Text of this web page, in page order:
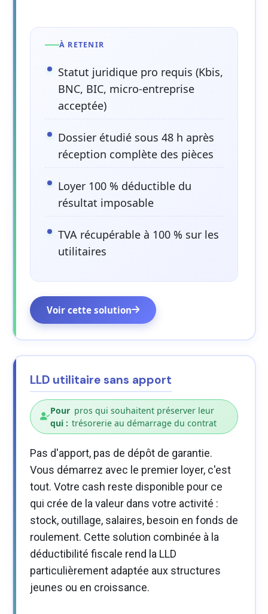
À RETENIR
Statut juridique pro requis (Kbis,
BNC, BIC, micro-entreprise
acceptée)
Dossier étudié sous 48 h après
réception complète des pièces
Loyer 100 % déductible du
résultat imposable
TVA récupérable à 100 % sur les
utilitaires
Voir cette solution
LLD utilitaire sans apport
Pour
qui :
pros qui souhaitent préserver leur
trésorerie au démarrage du contrat
Pas d'apport, pas de dépôt de garantie.
Vous démarrez avec le premier loyer, c'est
tout. Votre cash reste disponible pour ce
qui crée de la valeur dans votre activité :
stock, outillage, salaires, besoin en fonds de
roulement. Cette solution combinée à la
déductibilité fiscale rend la LLD
particulièrement adaptée aux structures
jeunes ou en croissance.